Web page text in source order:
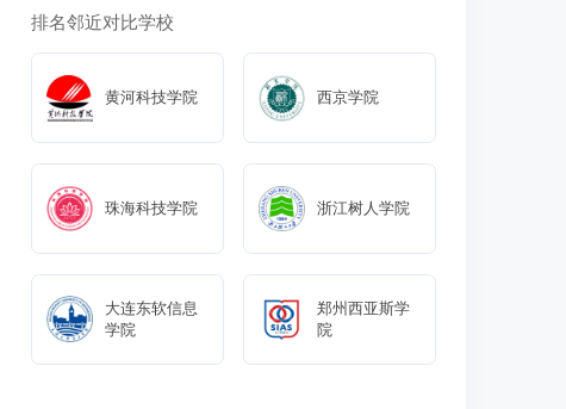
排名邻近对比学校
黄河科技学院 西京学院
珠海科技学院 浙江树人学院
大连东软信息
学院
郑州西亚斯学
院